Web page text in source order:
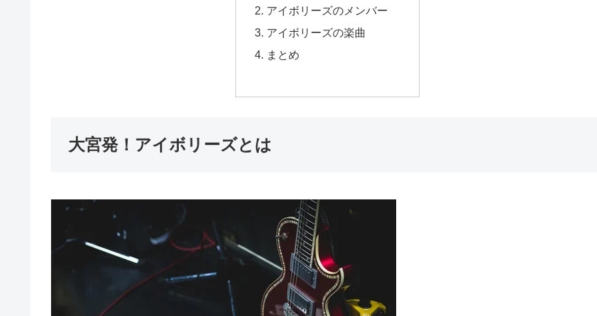
アイボリーズのメンバー
アイボリーズの楽曲
まとめ
大宮発！アイボリーズとは